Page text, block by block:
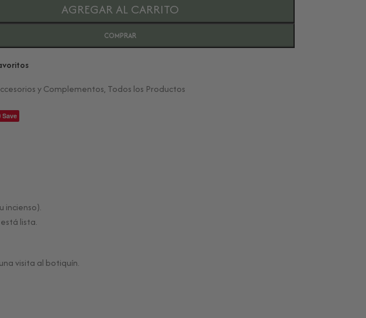
AGREGAR AL CARRITO
COMPRAR
y Complementos, Todos los Productos
Save
incienso).
lista.
visita al botiquín.